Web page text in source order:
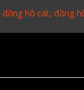
hồ cát, đồng